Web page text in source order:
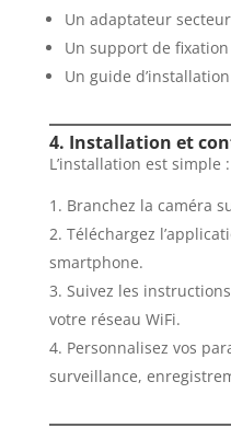
Un adaptateur secteur
Un support de
Un guide
4. Installation et
L’installation est simple :
Branchez la caméra
Téléchargez
smartphone.
Suivez les
votre réseau WiFi.
Personnalisez vos
surveillance,